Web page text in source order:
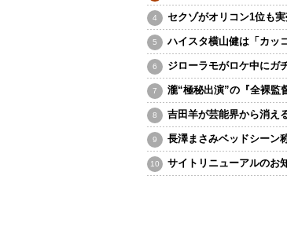
セクゾがオリコン1位も
ハイスタ横山健は「カッ
ジローラモがロケ中にガ
瀧“極秘出演”の『全裸監
吉田羊が芸能界から消え
長澤まさみベッドシーン
サイトリニューアルのお